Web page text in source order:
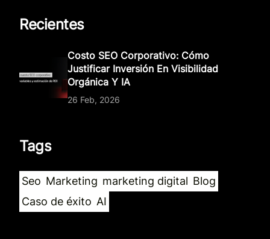
Recientes
Costo SEO Corporativo: Cómo
Justificar Inversión En Visibilidad
Orgánica Y IA
26 Feb, 2026
Tags
Seo Marketing marketing digital Blog
Caso de éxito AI